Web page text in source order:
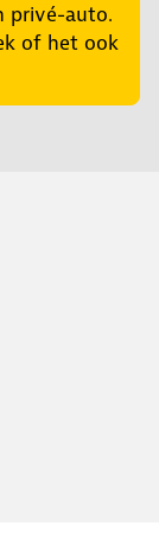
privé-auto.
of het ook